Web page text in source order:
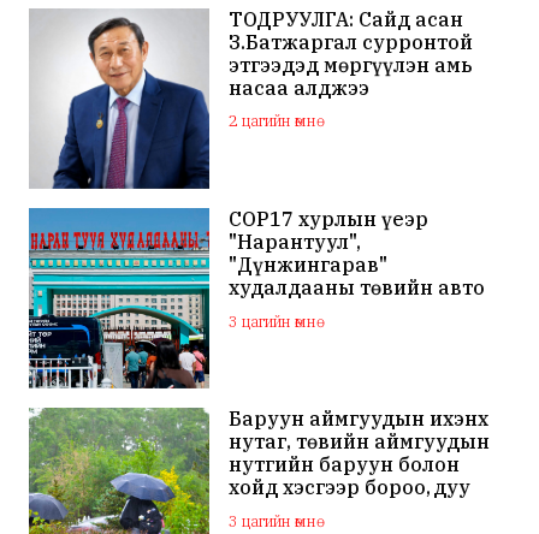
ТОДРУУЛГА: Сайд асан
З.Батжаргал сурронтой
этгээдэд мөргүүлэн амь
насаа алджээ
2 цагийн өмнө
COP17 хурлын үеэр
"Нарантуул",
"Дүнжингарав"
худалдааны төвийн авто
зогсоолыг хаана
3 цагийн өмнө
Баруун аймгуудын ихэнх
нутаг, төвийн аймгуудын
нутгийн баруун болон
хойд хэсгээр бороо, дуу
цахилгаантай аадар бороо
3 цагийн өмнө